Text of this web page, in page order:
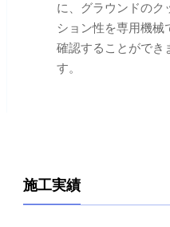
に、グラウンドのク
ション性を専用機械
確認することができ
す。
施工実績